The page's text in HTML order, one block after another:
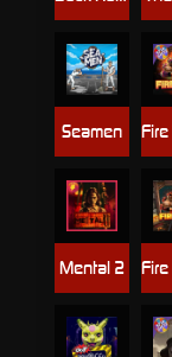
Seamen
Mental 2